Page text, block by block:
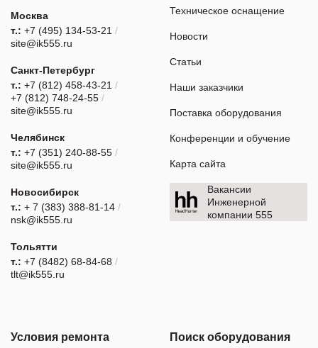
Москва
т.: +7 (495) 134-53-21 /
site@ik555.ru
Санкт-Петербург
т.: +7 (812) 458-43-21 /
+7 (812) 748-24-55 /
site@ik555.ru
Челябинск
т.: +7 (351) 240-88-55 /
site@ik555.ru
Новосибирск
т.: + 7 (383) 388-81-14 /
nsk@ik555.ru
Тольятти
т.: +7 (8482) 68-84-68 /
tlt@ik555.ru
Техническое оснащение
Новости
Статьи
Наши заказчики
Поставка оборудования
Конференции и обучение
Карта сайта
Вакансии
Инженерной
компании 555
Условия ремонта Поиск оборудования